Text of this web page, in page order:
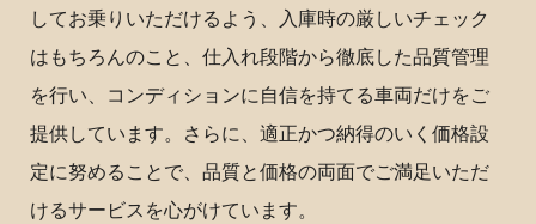
してお乗りいただけるよう、入庫時の厳しいチェック
はもちろんのこと、仕入れ段階から徹底した品質管理
を行い、コンディションに自信を持てる車両だけをご
提供しています。さらに、適正かつ納得のいく価格設
定に努めることで、品質と価格の両面でご満足いただ
けるサービスを心がけています。